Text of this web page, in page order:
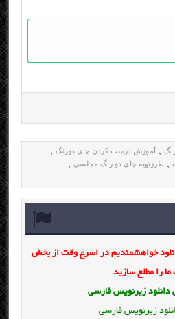
, آموزش درست کردن چای دورنگ ,
, طرزتهیه چاي دو رنگ مجلسی ,
خواهشمندیم در اسرع وقت از بخش
ما را مطلع سازید
دانلود زیرنویس فارسی
زیرنویس فارسی